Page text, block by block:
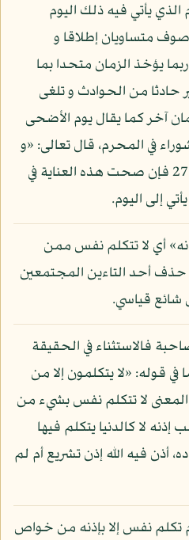
الذي يأتي فيه ذلك اليوم
متساويان إطلاقا و
يؤخذ الزمان متحدا بما
من الحوادث و تلغى
آخر كما يقال يوم الأضحى
في المحرم، قال تعالى: «و
يوم تقوم الساعة»: الجاثية: 27 فإن صحت هذه العناية في
إلى اليوم.
أي لا تتكلم نفس ممن
حذف أحد التاءين المجتمعين
شائع قياسي.
فالاستثناء في الحقيقة
قوله: «لا يتكلمون إلا من
له الرحمن»: النبأ: 38 و المعنى لا تتكلم نفس بشيء من
إذنه لا كالدنيا يتكلم فيها
أذن فيه الله إذن تشريع أم لم
نفس إلا بإذنه من خواص